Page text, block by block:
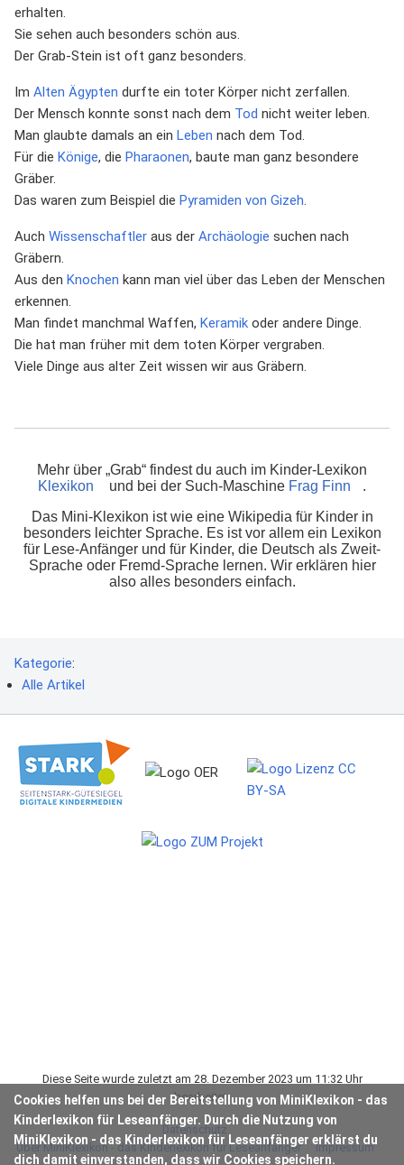
erhalten.
Sie sehen auch besonders schön aus.
Der Grab-Stein ist oft ganz besonders.
Im Alten Ägypten durfte ein toter Körper nicht zerfallen.
Der Mensch konnte sonst nach dem Tod nicht weiter leben.
Man glaubte damals an ein Leben nach dem Tod.
Für die Könige, die Pharaonen, baute man ganz besondere
Gräber.
Das waren zum Beispiel die Pyramiden von Gizeh.
Auch Wissenschaftler aus der Archäologie suchen nach
Gräbern.
Aus den Knochen kann man viel über das Leben der Menschen
erkennen.
Man findet manchmal Waffen, Keramik oder andere Dinge.
Die hat man früher mit dem toten Körper vergraben.
Viele Dinge aus alter Zeit wissen wir aus Gräbern.
Mehr über „Grab“ findest du auch im Kinder-Lexikon
Klexikon
und bei der Such-Maschine Frag Finn
.
Das Mini-Klexikon ist wie eine Wikipedia für Kinder in
besonders leichter Sprache. Es ist vor allem ein Lexikon
für Lese-Anfänger und für Kinder, die Deutsch als Zweit-
Sprache oder Fremd-Sprache lernen. Wir erklären hier
also alles besonders einfach.
Kategorie:
Alle Artikel
Cookies helfen uns bei der Bereitstellung von MiniKlexikon - das
Kinderlexikon für Leseanfänger. Durch die Nutzung von
MiniKlexikon - das Kinderlexikon für Leseanfänger erklärst du
dich damit einverstanden, dass wir Cookies speichern.
Diese Seite wurde zuletzt am 28. Dezember 2023 um 11:32 Uhr
bearbeitet.
Datenschutz
Über MiniKlexikon - das Kinderlexikon für Leseanfänger
Impressum